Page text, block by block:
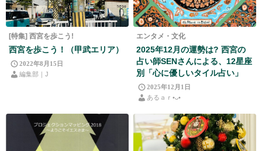
[特集] 西宮を歩こう!
西宮を歩こう！（甲武エリア）
2022年8月15日
編集部｜J
エンタメ・文化
2025年12月の運勢は? 西宮の
占い師SENさんによる、12星座
別「心に優しいタイル占い」
2025年12月1日
あるａｒ•⁠ᴗ⁠•⁠